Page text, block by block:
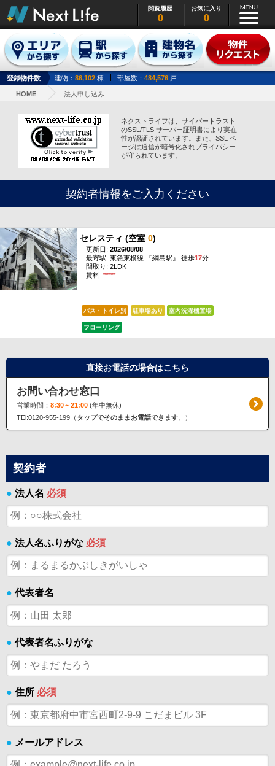
閲覧履歴
0
お気に入り
0
登録物件数 建物： 86,102 棟 部屋数： 484,576 戸
HOME 法人申し込み
ネクストライフは、サイバートラスト
のSSL/TLS サーバー証明書により実在
性が認証されています。また、SSL ペ
ージは通信が暗号化されプライバシー
が守られています。
契約者情報をご入力ください
セレスティ (空室 0)
更新日: 2026/08/08
最寄駅: 東急東横線 『綱島駅』 徒歩17分
間取り: 2LDK
賃料: *****
バス・トイレ別 駐車場あり 室内洗濯機置場
フローリング
直接お電話の場合はこちら
お問い合わせ窓口
営業時間： 8:30～21:00(年中無休)
TEl:0120-955-199（ タップでそのままお電話できます。 ）
契約者
● 法人名 必須
● 法人名ふりがな 必須
● 代表者名
● 代表者名ふりがな
● 住所 必須
● メールアドレス